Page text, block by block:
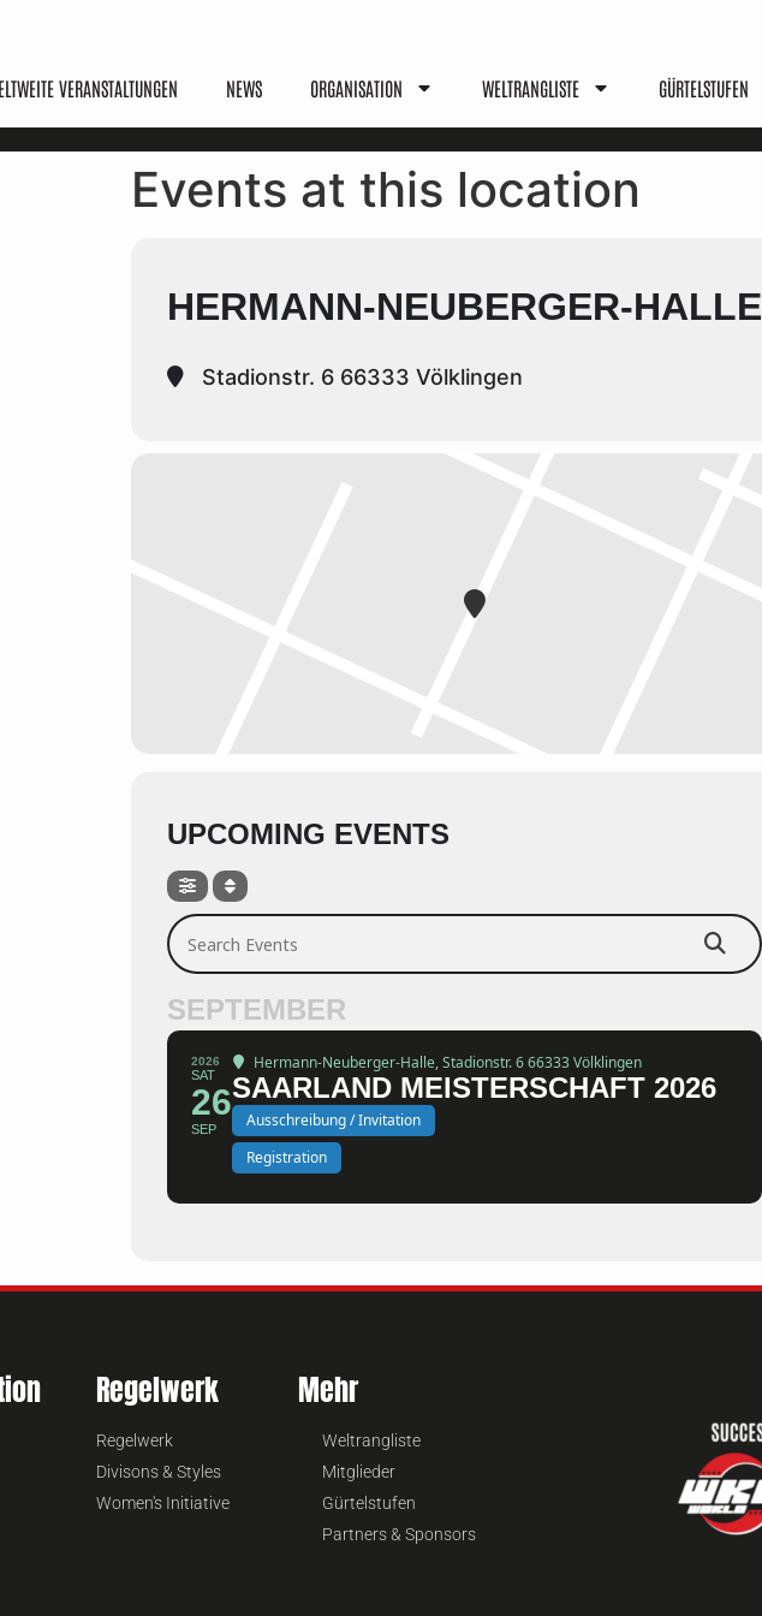
VERANSTALTUNGEN NEWS ORGANISATION WELTRANGLISTE GÜRTELSTUFEN
Events at this location
HERMANN-NEUBERGER-HALLE
Stadionstr. 6 66333 Völklingen
UPCOMING EVENTS
Search Events
SEPTEMBER
2026
SAT
26
SEP
Hermann-Neuberger-Halle, Stadionstr. 6 66333 Völklingen
SAARLAND MEISTERSCHAFT 2026
Ausschreibung / Invitation
Registration
Regelwerk
Regelwerk
Divisons & Styles
Women's Initiative
Mehr
Weltrangliste
Mitglieder
Gürtelstufen
Partners & Sponsors